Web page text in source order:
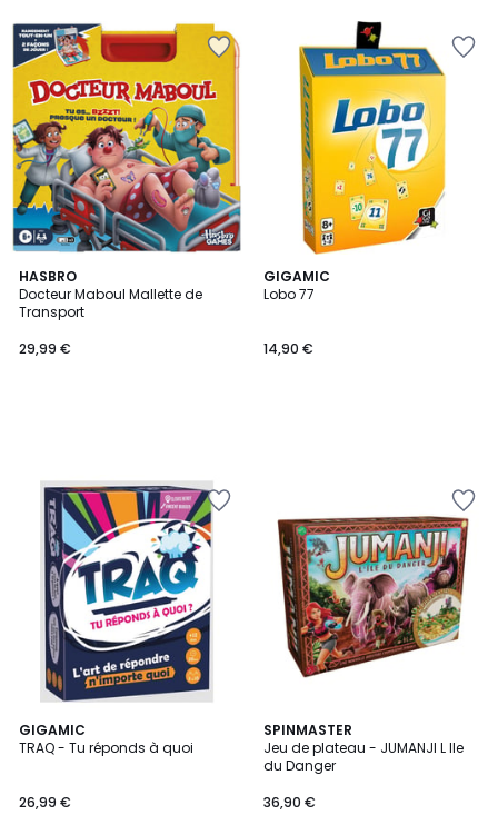
HASBRO
Docteur Maboul Mallette de
Transport
29,99 €
GIGAMIC
Lobo 77
14,90 €
GIGAMIC
TRAQ - Tu réponds à quoi
26,99 €
SPINMASTER
Jeu de plateau - JUMANJI L Ile
du Danger
36,90 €